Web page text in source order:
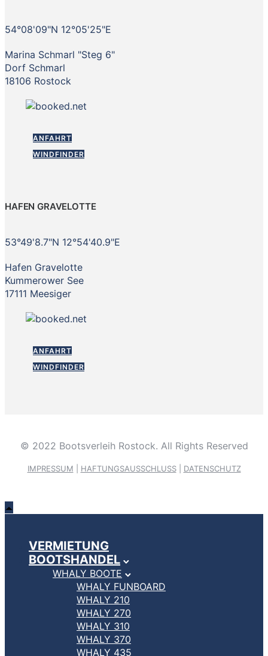
54°08'09"N 12°05'25"E
Marina Schmarl "Steg 6"
Dorf Schmarl
18106 Rostock
ANFAHRT
WINDFINDER
HAFEN GRAVELOTTE
53°49'8.7"N 12°54'40.9"E
Hafen Gravelotte
Kummerower See
17111 Meesiger
ANFAHRT
WINDFINDER
© 2022 Bootsverleih Rostock. All Rights Reserved
IMPRESSUM HAFTUNGSAUSSCHLUSS| DATENSCHUTZ
VERMIETUNG
BOOTSHANDEL
WHALY BOOTE
WHALY FUNBOARD
WHALY 210
WHALY 270
WHALY 310
WHALY 370
WHALY 435